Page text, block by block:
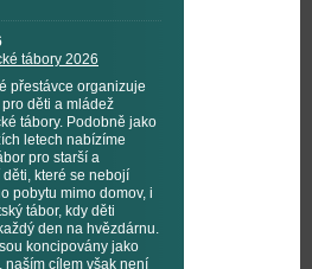
tábory 2026
přestávce organizuje
děti a mládež
tábory. Podobně jako
letech nabízíme
pro starší a
které se nebojí
pobytu mimo domov, i
tábor, kdy děti
den na hvězdárnu.
koncipovány jako
naším cílem však není